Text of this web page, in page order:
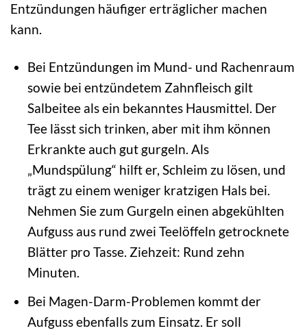
Entzündungen häufiger erträglicher machen
kann.
Bei Entzündungen im Mund- und Rachenraum
sowie bei entzündetem Zahnfleisch gilt
Salbeitee als ein bekanntes Hausmittel. Der
Tee lässt sich trinken, aber mit ihm können
Erkrankte auch gut gurgeln. Als
„Mundspülung“ hilft er, Schleim zu lösen, und
trägt zu einem weniger kratzigen Hals bei.
Nehmen Sie zum Gurgeln einen abgekühlten
Aufguss aus rund zwei Teelöffeln getrocknete
Blätter pro Tasse. Ziehzeit: Rund zehn
Minuten.
Bei Magen-Darm-Problemen kommt der
Aufguss ebenfalls zum Einsatz. Er soll